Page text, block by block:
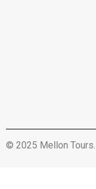
© 2025 Mellon